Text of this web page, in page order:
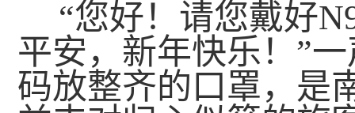
“您好！请您戴好
平安，新年快乐！”
码放整齐的口罩，是